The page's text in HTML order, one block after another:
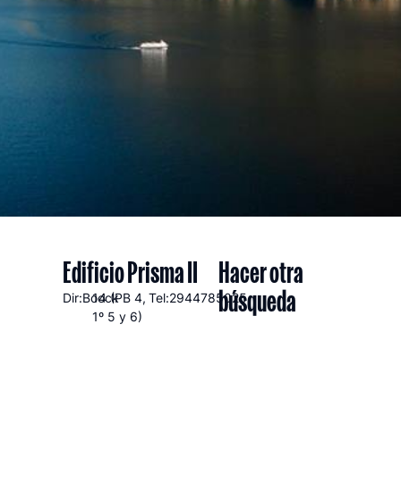
Edificio Prisma II
Dir:Boock14 (PB 4,
1º 5 y 6)
Tel:2944785025
Hacer otra
búsqueda